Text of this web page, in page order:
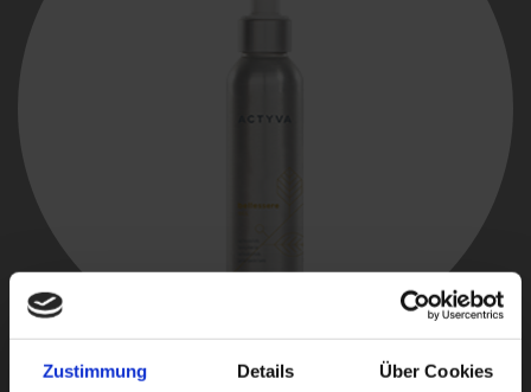
Zustimmung Details Über Cookies